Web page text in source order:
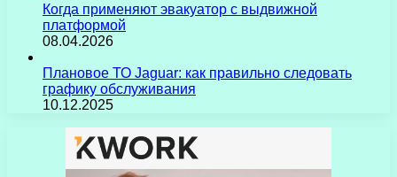
Когда применяют эвакуатор с выдвижной
платформой
08.04.2026
Плановое ТО Jaguar: как правильно следовать
графику обслуживания
10.12.2025